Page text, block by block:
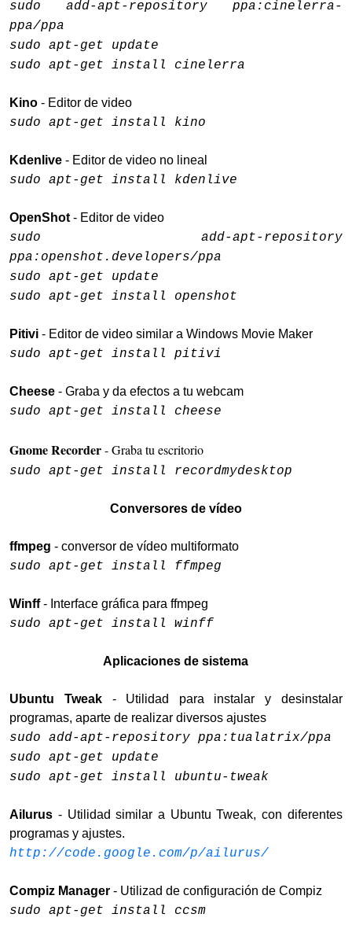
sudo add-apt-repository ppa:cinelerra-
ppa/ppa
sudo apt-get update
sudo apt-get install cinelerra
Kino - Editor de video
sudo apt-get install kino
Kdenlive - Editor de video no lineal
sudo apt-get install kdenlive
OpenShot - Editor de video
sudo add-apt-repository
ppa:openshot.developers/ppa
sudo apt-get update
sudo apt-get install openshot
Pitivi - Editor de video similar a Windows Movie Maker
sudo apt-get install pitivi
Cheese - Graba y da efectos a tu webcam
sudo apt-get install cheese
Gnome Recorder- Graba tu escritorio
sudo apt-get install recordmydesktop
Conversores de vídeo
ffmpeg - conversor de vídeo multiformato
sudo apt-get install ffmpeg
Winff - Interface gráfica para ffmpeg
sudo apt-get install winff
Aplicaciones de sistema
Ubuntu Tweak- Utilidad para instalar y desinstalar
programas, aparte de realizar diversos ajustes
sudo add-apt-repository ppa:tualatrix/ppa
sudo apt-get update
sudo apt-get install ubuntu-tweak
Ailurus - Utilidad similar a Ubuntu Tweak, con diferentes
programas y ajustes.
http://code.google.com/p/ailurus/
Compiz Manager - Utilizad de configuración de Compiz
sudo apt-get install ccsm